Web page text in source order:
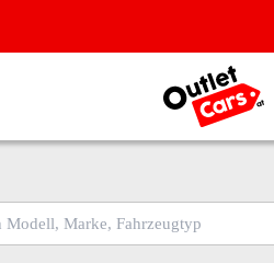
Zur Startseite